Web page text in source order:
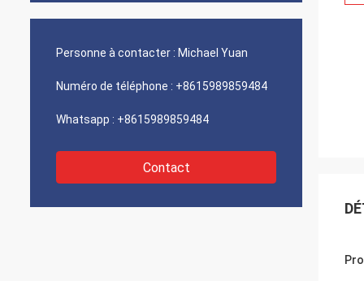
Personne à contacter : Michael Yuan
Numéro de téléphone : +8615989859484
Whatsapp : +8615989859484
Contact